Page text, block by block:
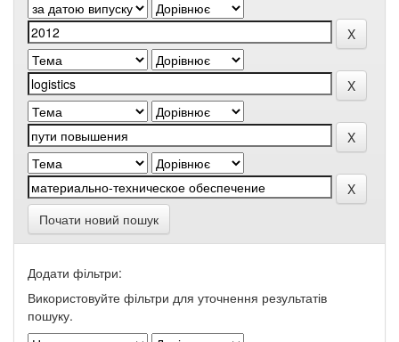
Почати новий пошук
Додати фільтри:
Використовуйте фільтри для уточнення результатів
пошуку.